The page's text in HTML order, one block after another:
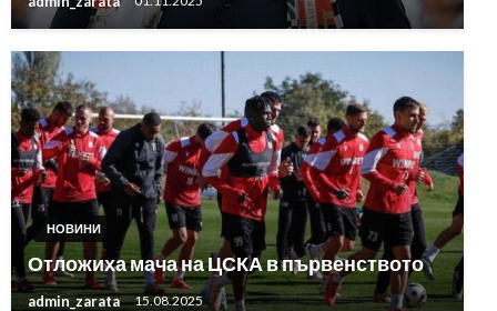
НОВИНИ
Отложиха мача на ЦСКА в първенството
admin_zarata 15.08.2025